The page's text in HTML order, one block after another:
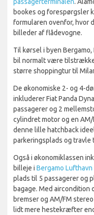
bookes og forespørgsler
formularen ovenfor, hvor
billeder af flådevogne.
Til kørsel i byen
bil normalt være
større shoppingtur til
De økonomiske 2- og 4-
inkluderer Fiat Panda
passagerer og 2
cylindret motor og en
denne lille hatchback
parkeringsplads og travle
Også i økonomiklassen
billeje i Bergamo Lufthavn
plads til 5 passagerer og
bagage. Med aircondition
bremser og AM/FM
lidt mere hestekræfter